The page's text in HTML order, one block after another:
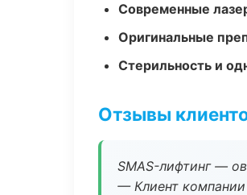
Современные
Оригинальные
Стерильность и
Отзывы
SMAS-лифтинг —
— Клиент компании